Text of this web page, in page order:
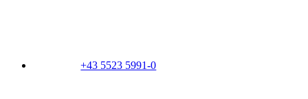
+43 5523 5991-0